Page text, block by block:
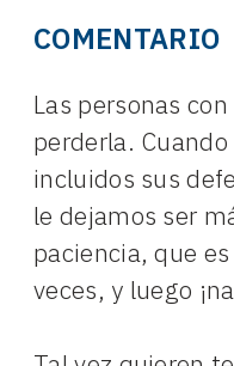
COMENTARIO
Las personas
perderla.
incluidos sus
le dejamos ser
paciencia, que
veces, y luego